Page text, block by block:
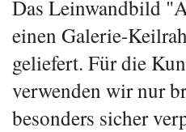
Das Leinwandbild
einen Galerie-
geliefert. Für die
verwenden wir nur
besonders sicher